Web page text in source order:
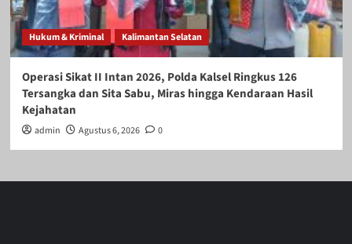
Hukum & Kriminal Kalimantan Selatan
Operasi Sikat II Intan 2026, Polda Kalsel Ringkus 126
Tersangka dan Sita Sabu, Miras hingga Kendaraan Hasil
Kejahatan
admin Agustus 6, 2026 0